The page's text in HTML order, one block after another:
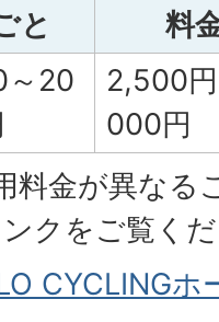
と
料
～20
2,500
000円
料金が異なる
クをご覧く
CYCLINGホ